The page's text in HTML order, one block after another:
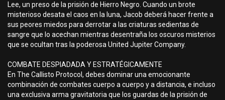
Lee, un preso de la prisión de Hierro Negro. Cuando un brote
misterioso desata el caos en la luna, Jacob deberá hacer frente a
sus peores miedos para derrotar a las criaturas sedientas de
sangre que lo acechan mientras desentraña los oscuros misterios
que se ocultan tras la poderosa United Jupiter Company.
COMBATE DESPIADADA Y ESTRATÉGICAMENTE
En The Callisto Protocol, debes dominar una emocionante
combinación de combates cuerpo a cuerpo y a distancia, e incluso
una exclusiva arma gravitatoria que los guardas de la prisión de